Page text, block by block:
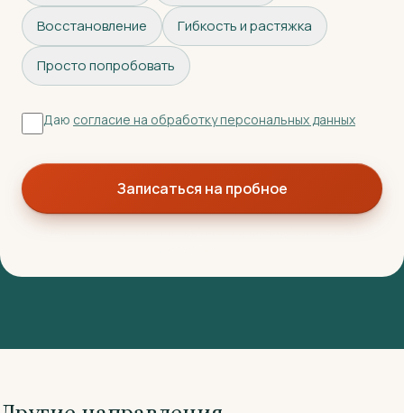
Восстановление Гибкость и растяжка
Просто попробовать
Даю согласие на обработку персональных данных
Записаться на пробное